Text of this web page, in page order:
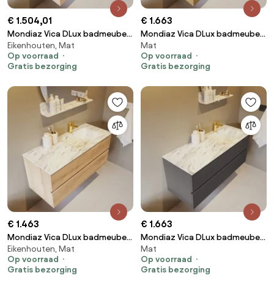
€ 1.504,01
Mondiaz Vica DLux badmeubel
120cm washed oak 2 lades met
wastafel glace rechts 1
kraangat
Eikenhouten, Mat
Op voorraad
Gratis bezorging
€ 1.663
Mondiaz Vica DLux badmeubel
120cm oro 2 lades met
wastafel glace dubbel zonder
kraangat
Mat
Op voorraad
Gratis bezorging
€ 1.463
Mondiaz Vica DLux badmeubel
110cm washed oak 2 lades met
wastafel glace rechts 1
kraangat
Eikenhouten, Mat
Op voorraad
Gratis bezorging
€ 1.663
Mondiaz Vica DLux badmeubel
120cm dark grey 2 lades met
wastafel glace rechts 1
kraangat
Mat
Op voorraad
Gratis bezorging